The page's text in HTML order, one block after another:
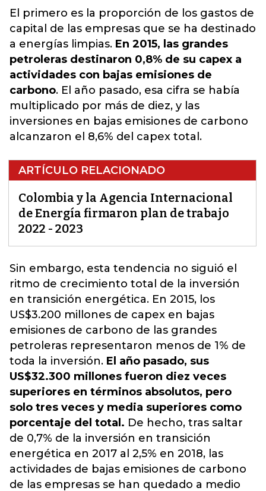
El primero es la proporción de los gastos de
capital de las empresas que se ha destinado
a energías limpias. En 2015, las grandes
petroleras destinaron 0,8% de su capex a
actividades con bajas emisiones de
carbono. El año pasado, esa cifra se había
multiplicado por más de diez, y las
inversiones en bajas emisiones de carbono
alcanzaron el 8,6% del capex total .
ARTÍCULO RELACIONADO
Colombia y la Agencia Internacional
de Energía firmaron plan de trabajo
2022 - 2023
Sin embargo, esta tendencia no siguió el
ritmo de crecimiento total de la inversión
en transición energética. En 2015, los
US$3.200 millones de capex en bajas
emisiones de carbono de las grandes
petroleras representaron menos de 1% de
toda la inversión. El año pasado, sus
US$32.300 millones fueron diez veces
superiores en términos absolutos, pero
solo tres veces y media superiores como
porcentaje del total. De hecho, tras saltar
de 0,7% de la inversión en transición
energética en 2017 al 2,5% en 2018, las
actividades de bajas emisiones de carbono
de las empresas se han quedado a medio